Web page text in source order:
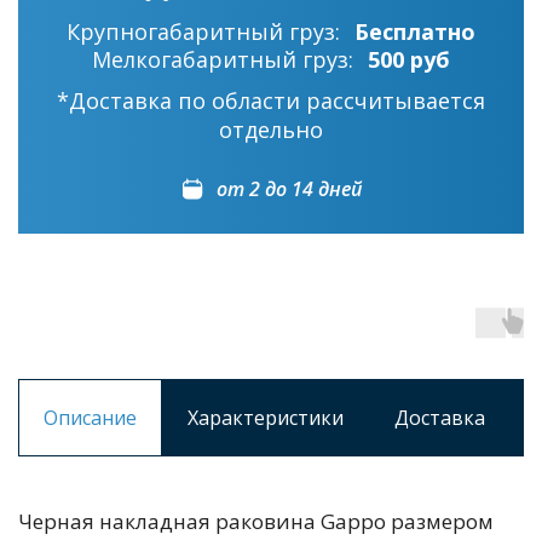
Крупногабаритный груз:
Бесплатно
Мелкогабаритный груз: 500 руб
*Доставка по области рассчитывается
отдельно
от 2 до 14 дней
Описание Характеристики Доставка
Черная накладная раковина Gappo размером